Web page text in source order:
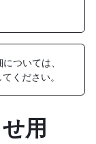
ついては、
ください。
用